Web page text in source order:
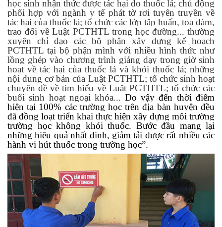
học sinh nhận thức được tác hại do thuốc lá; chủ động
phối hợp với ngành y tế phát tờ rơi tuyên truyền về
tác hại của thuốc lá; tổ chức các lớp tập huấn, tọa đàm,
trao đổi về Luật PCTHTL trong học đường... thường
xuyên chỉ đạo các bộ phận xây dựng kế hoạch
PCTHTL tại bộ phận mình với nhiều hình thức như
lồng ghép vào chương trình giảng dạy trong giờ sinh
hoạt về tác hại của thuốc lá và khói thuốc lá; những
nội dung cơ bản của Luật PCTHTL; tổ chức sinh hoạt
chuyên đề về tìm hiểu về Luật PCTHTL; tổ chức các
buổi sinh hoạt ngoại khóa... Do vậy đến thời điểm
hiện tại 100% các trường học trên địa bàn huyện đều
đã đồng loạt triển khai thực hiện xây dựng môi trường
trường học không khói thuốc. Bước đầu mang lại
những hiệu quả nhất định, giảm tải được rất nhiều các
hành vi hút thuốc trong trường học”.